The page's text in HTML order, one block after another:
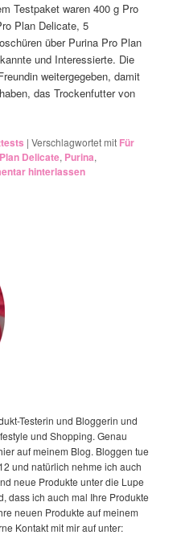
Testpaket waren 400 g Pro
Plan Delicate, 5
über Purina Pro Plan
und Interessierte. Die
weitergegeben, damit
das Trockenfutter von
|Verschlagwortet mit Für
Delicate, Purina,
hinterlassen
Testerin und Bloggerin und
und Shopping. Genau
auf meinem Blog. Bloggen tue
und natürlich nehme ich auch
neue Produkte unter die Lupe
dass ich auch mal Ihre Produkte
neuen Produkte auf meinem
Kontakt mit mir auf unter: